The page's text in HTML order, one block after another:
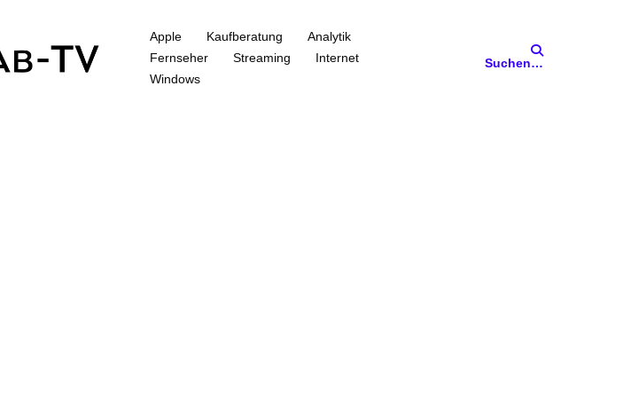
Apple Kaufberatung
Analytik
Fernseher
Streaming
Internet
Windows
Suchen…